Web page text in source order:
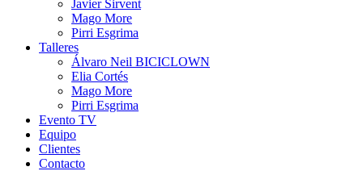
Javier Sirvent
Mago More
Pirri Esgrima
Talleres
Álvaro Neil BICICLOWN
Elia Cortés
Mago More
Pirri Esgrima
Evento TV
Equipo
Clientes
Contacto